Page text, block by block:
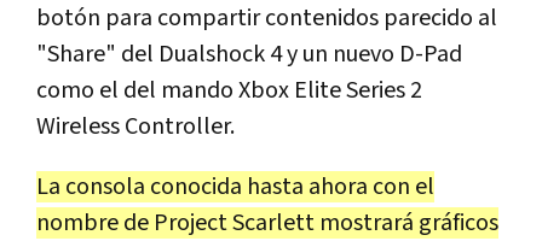
botón para compartir contenidos parecido al
"Share" del Dualshock 4 y un nuevo D-Pad
como el del mando Xbox Elite Series 2
Wireless Controller.
La consola conocida hasta ahora con el
nombre de Project Scarlett mostrará gráficos